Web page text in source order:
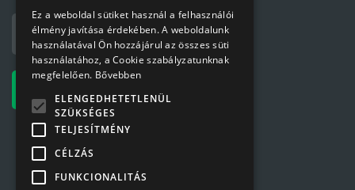
Ez a weboldal sütiket használ a felhasználói
élmény javítása érdekében. A weboldalunk
használatával Ön hozzájárul az összes süti
használatához, a Cookie szabályzatunknak
megfelelően. Bővebben
ELENGEDHETETLENÜL
SZÜKSÉGES
TELJESÍTMÉNY
CÉLZÁS
FUNKCIONALITÁS